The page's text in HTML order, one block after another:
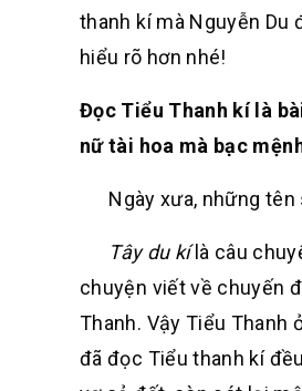
thanh kí mà Nguyễn
hiểu rõ hơn nhé!
Đọc Tiểu Thanh kí là
nữ tài hoa mà bạc
Ngày xưa, những tên
Tây du kílà câu
chuyện viết về chuyến
Thanh. Vậy Tiểu Thanh
đã đọc Tiểu thanh kí